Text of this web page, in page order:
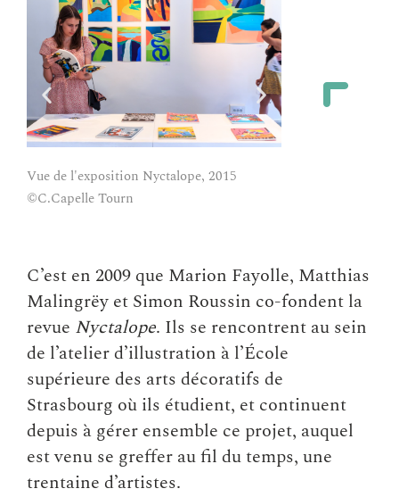
Vue de l'exposition Nyctalope, 2015
©C.Capelle Tourn
C’est en 2009 que Marion Fayolle, Matthias
Malingrëy et Simon Roussin co-fondent la
revue Nyctalope. Ils se rencontrent au sein
de l’atelier d’illustration à l’École
supérieure des arts décoratifs de
Strasbourg où ils étudient, et continuent
depuis à gérer ensemble ce projet, auquel
est venu se greffer au fil du temps, une
trentaine d’artistes.